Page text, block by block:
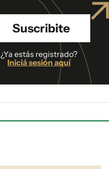
Suscribite
¿Ya estás registrado?
Iniciá sesión aquí